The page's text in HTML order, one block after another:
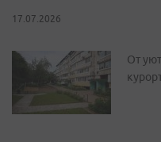
17.07.2026
От